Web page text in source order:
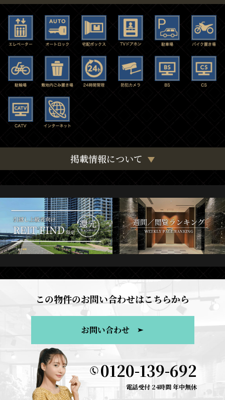
掲載情報について
この物件のお問い合わせはこちらから
お問い合わせ
0120-139-692
電話受付 24時間 年中無休